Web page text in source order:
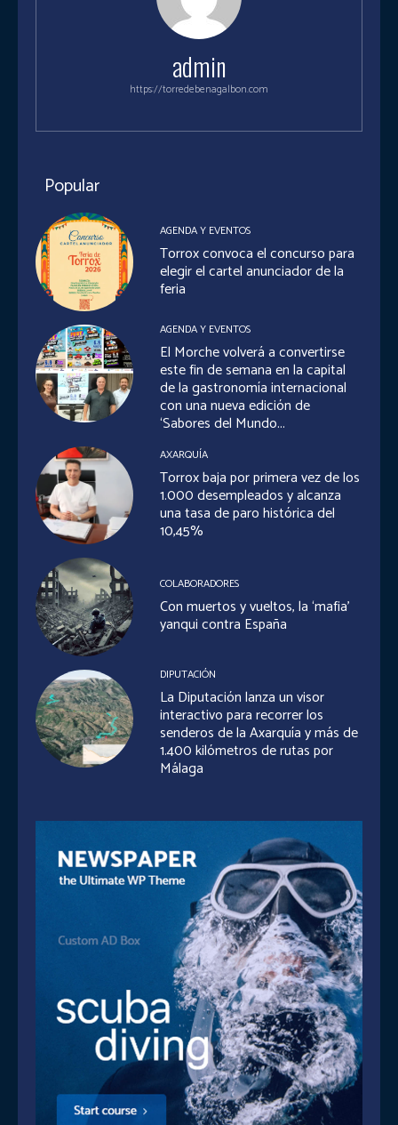
admin
https://torredebenagalbon.com
Popular
AGENDA Y EVENTOS
Torrox convoca el concurso para
elegir el cartel anunciador de la
feria
AGENDA Y EVENTOS
El Morche volverá a convertirse
este fin de semana en la capital
de la gastronomía internacional
con una nueva edición de
‘Sabores del Mundo...
AXARQUÍA
Torrox baja por primera vez de los
1.000 desempleados y alcanza
una tasa de paro histórica del
10,45%
COLABORADORES
Con muertos y vueltos, la ‘mafia’
yanqui contra España
DIPUTACIÓN
La Diputación lanza un visor
interactivo para recorrer los
senderos de la Axarquía y más de
1.400 kilómetros de rutas por
Málaga